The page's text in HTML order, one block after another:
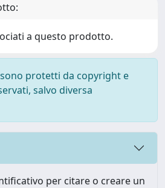
a questo prodotto.
protetti da copyright e
salvo diversa
per citare o creare un